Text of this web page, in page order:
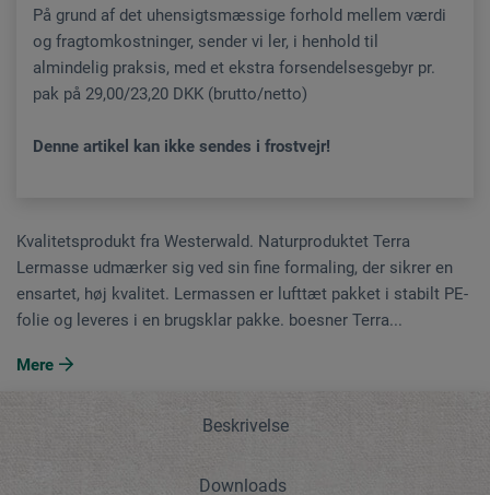
På grund af det uhensigtsmæssige forhold mellem værdi
og fragtomkostninger, sender vi ler, i henhold til
almindelig praksis, med et ekstra forsendelsesgebyr pr.
pak på 29,00/23,20 DKK (brutto/netto)
Denne artikel kan ikke sendes i frostvejr!
Kvalitetsprodukt fra Westerwald. Naturproduktet Terra
Lermasse udmærker sig ved sin fine formaling, der sikrer en
ensartet, høj kvalitet. Lermassen er lufttæt pakket i stabilt PE-
folie og leveres i en brugsklar pakke. boesner Terra...
Mere
Beskrivelse
Downloads